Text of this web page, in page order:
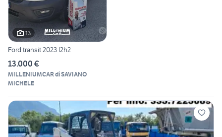
13
Ford transit 2023 l2h2
13.000 €
MILLENIUMCAR di SAVIANO
MICHELE